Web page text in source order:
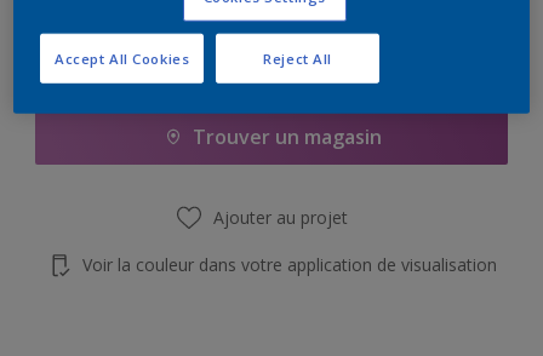
Add to Shopping list
Trouver un magasin
Ajouter au projet
Voir la couleur dans votre application de visualisation
Reject All
Accept All Cookies